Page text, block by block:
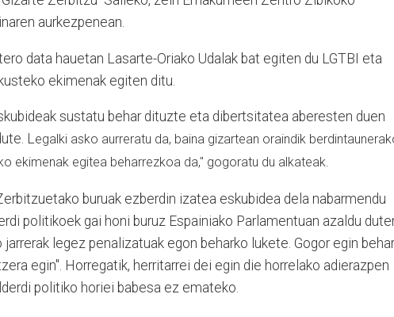
aurkezpenean.
data hauetan Lasarte-Oriako Udalak bat egiten du LGTBI eta
ekimenak egiten ditu.
sustatu behar dituzte eta dibertsitatea aberesten duen
Legalki asko aurreratu da, baina gizartean oraindik
ekimenak egitea beharrezkoa da," gogoratu du alkateak.
buruak ezberdin izatea eskubidea dela nabarmendu
politikoek gai honi buruz Espainiako Parlamentuan azaldu
jarrerak legez penalizatuak egon beharko lukete. Gogor egin behar
egin". Horregatik, herritarrei dei egin die horrelako adierazpen
politiko horiei babesa ez emateko.